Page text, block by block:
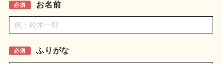
利用規約
お問い合わせ
必須 お名前
必須 ふりがな